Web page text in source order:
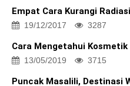
Empat Cara Kurangi
19/12/2017 3287
Cara Mengetahui
13/05/2019 3715
Puncak Masalili, Destinasi